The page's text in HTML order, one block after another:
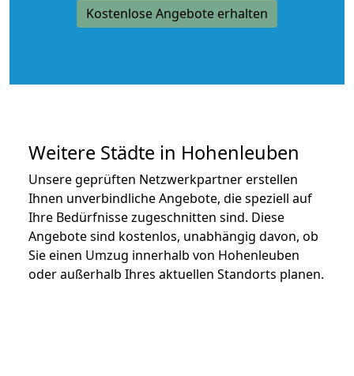
Kostenlose Angebote erhalten
Weitere Städte in Hohenleuben
Unsere geprüften Netzwerkpartner erstellen
Ihnen unverbindliche Angebote, die speziell auf
Ihre Bedürfnisse zugeschnitten sind. Diese
Angebote sind kostenlos, unabhängig davon, ob
Sie einen Umzug innerhalb von Hohenleuben
oder außerhalb Ihres aktuellen Standorts planen.